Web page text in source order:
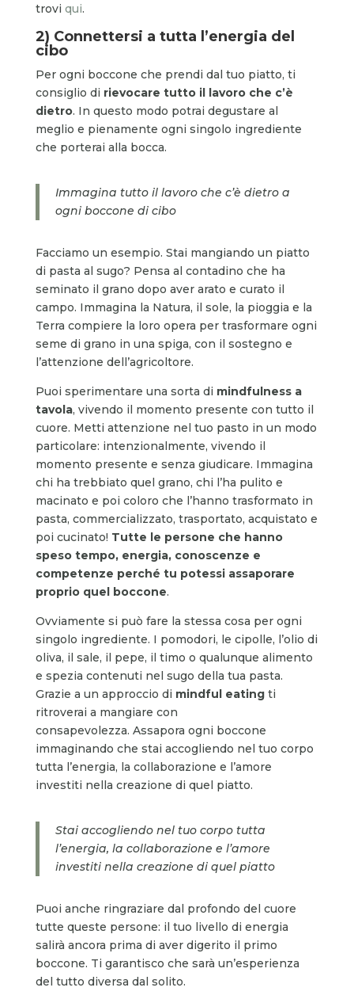
trovi qui.
2) Connettersi a tutta l’energia del
cibo
Per ogni boccone che prendi dal tuo piatto, ti
consiglio di rievocare tutto il lavoro che c’è
dietro. In questo modo potrai degustare al
meglio e pienamente ogni singolo ingrediente
che porterai alla bocca.
Immagina tutto il lavoro che c’è dietro a
ogni boccone di cibo
Facciamo un esempio. Stai mangiando un piatto
di pasta al sugo? Pensa al contadino che ha
seminato il grano dopo aver arato e curato il
campo. Immagina la Natura, il sole, la pioggia e la
Terra compiere la loro opera per trasformare ogni
seme di grano in una spiga, con il sostegno e
l’attenzione dell’agricoltore.
Puoi sperimentare una sorta di mindfulness a
tavola, vivendo il momento presente con tutto il
cuore. Metti attenzione nel tuo pasto in un modo
particolare: intenzionalmente, vivendo il
momento presente e senza giudicare. Immagina
chi ha trebbiato quel grano, chi l’ha pulito e
macinato e poi coloro che l’hanno trasformato in
pasta, commercializzato, trasportato, acquistato e
poi cucinato! Tutte le persone che hanno
speso tempo, energia, conoscenze e
competenze perché tu potessi assaporare
proprio quel boccone.
Ovviamente si può fare la stessa cosa per ogni
singolo ingrediente. I pomodori, le cipolle, l’olio di
oliva, il sale, il pepe, il timo o qualunque alimento
e spezia contenuti nel sugo della tua pasta.
Grazie a un approccio di mindful eatingti
ritroverai a mangiare con
consapevolezza. Assapora ogni boccone
immaginando che stai accogliendo nel tuo corpo
tutta l’energia, la collaborazione e l’amore
investiti nella creazione di quel piatto.
Stai accogliendo nel tuo corpo tutta
l’energia, la collaborazione e l’amore
investiti nella creazione di quel piatto
Puoi anche ringraziare dal profondo del cuore
tutte queste persone: il tuo livello di energia
salirà ancora prima di aver digerito il primo
boccone. Ti garantisco che sarà un’esperienza
del tutto diversa dal solito.